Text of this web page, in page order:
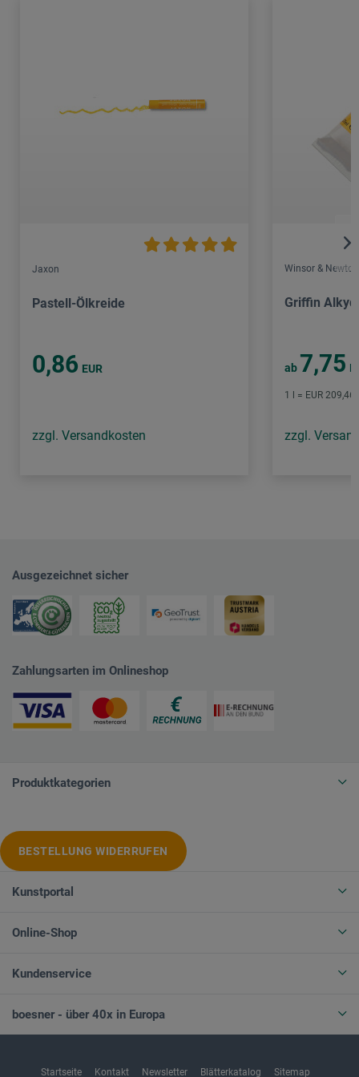
Jaxon
Pastell-Ölkreide
0,86 EUR
zzgl. Versandkosten
Winsor & Newton
Griffin
ab 7,75
1 l = EUR
zzgl.
Ausgezeichnet sicher
Zahlungsarten im Onlineshop
Produktkategorien
BESTELLUNG WIDERRUFEN
Kunstportal
Online-Shop
Kundenservice
boesner - über 40x in Europa
Startseite Kontakt Newsletter Blätterkatalog Sitemap